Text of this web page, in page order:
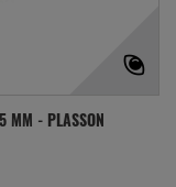
MM - PLASSON